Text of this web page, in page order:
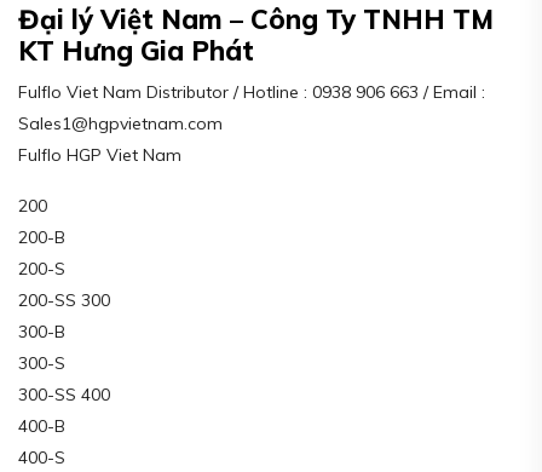
Đại lý Việt Nam – Công Ty TNHH TM
KT Hưng Gia Phát
Fulflo Viet Nam Distributor / Hotline : 0938 906 663 / Email :
Sales1@hgpvietnam.com
Fulflo HGP Viet Nam
200
200-B
200-S
200-SS 300
300-B
300-S
300-SS 400
400-B
400-S